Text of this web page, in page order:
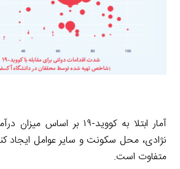
آمار ابتلا به کووید-۱۹ بر
نژادی، محل سکونت و سایر عوامل ایجاد
متفاوت است.